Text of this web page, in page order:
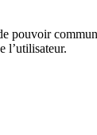
pouvoir
l’utilisateur.